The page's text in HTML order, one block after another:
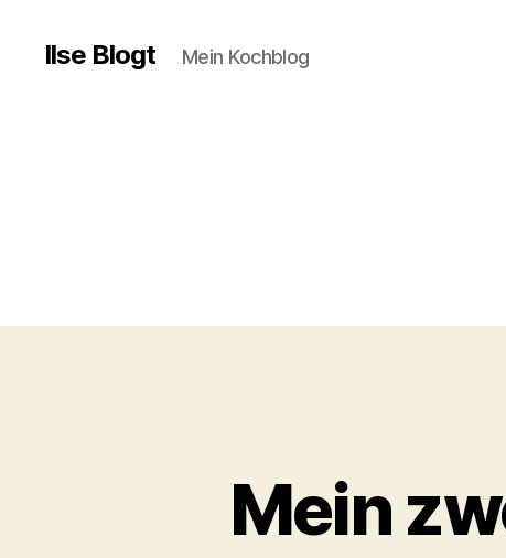
Ilse Blogt Mein Kochblog
Mein